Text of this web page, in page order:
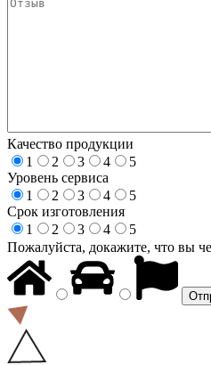
Качество продукции
1
2 3 4
5
Уровень сервиса
1
2 3 4
5
Срок изготовления
1
2 3 4
5
Пожалуйста, докажите, что вы